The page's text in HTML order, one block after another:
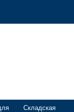
Складская